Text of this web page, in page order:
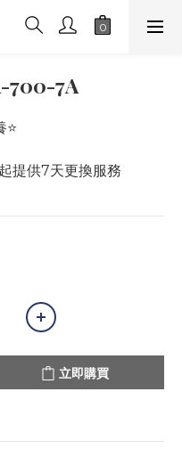
700-7A
提供7天更換服務
立即購買